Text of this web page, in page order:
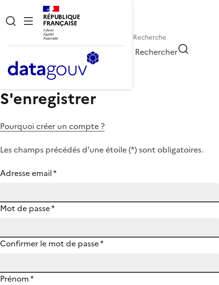
RÉPUBLIQUE
FRANÇAISE
Rechercher
S'enregistrer
Pourquoi créer un compte ?
Les champs précédés d'une étoile (*) sont obligatoires.
Adresse email*
Mot de passe*
Confirmer le mot de passe*
Prénom*